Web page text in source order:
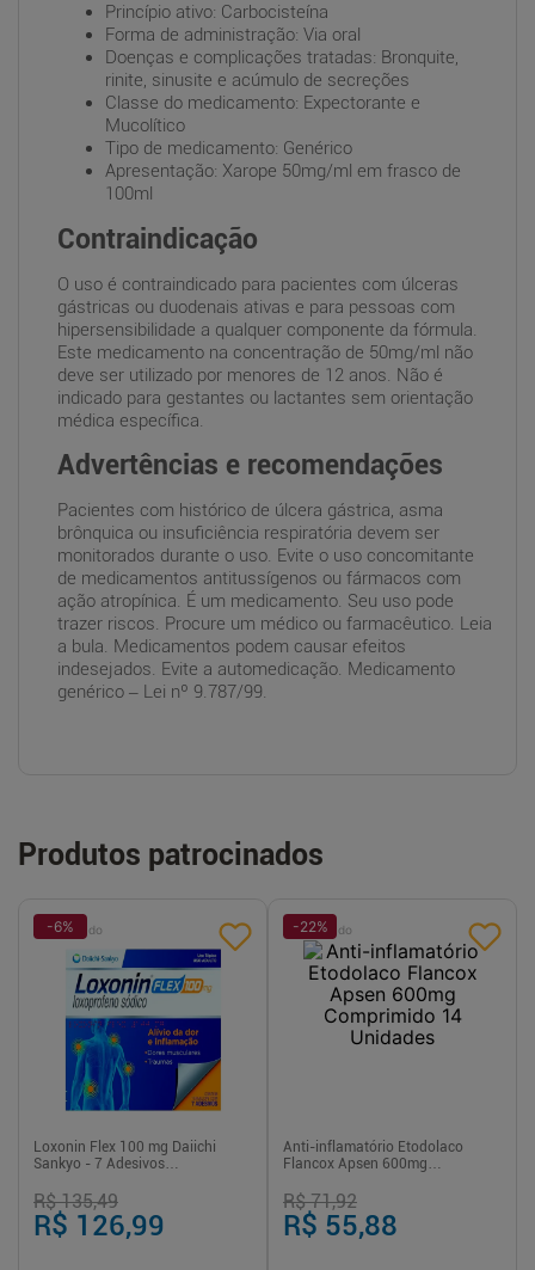
Princípio ativo: Carbocisteína
Forma de administração: Via oral
Doenças e complicações tratadas: Bronquite,
rinite, sinusite e acúmulo de secreções
Classe do medicamento: Expectorante e
Mucolítico
Tipo de medicamento: Genérico
Apresentação: Xarope 50mg/ml em frasco de
100ml
Contraindicação
O uso é contraindicado para pacientes com úlceras
gástricas ou duodenais ativas e para pessoas com
hipersensibilidade a qualquer componente da fórmula.
Este medicamento na concentração de 50mg/ml não
deve ser utilizado por menores de 12 anos. Não é
indicado para gestantes ou lactantes sem orientação
médica específica.
Advertências e recomendações
Pacientes com histórico de úlcera gástrica, asma
brônquica ou insuficiência respiratória devem ser
monitorados durante o uso. Evite o uso concomitante
de medicamentos antitussígenos ou fármacos com
ação atropínica. É um medicamento. Seu uso pode
trazer riscos. Procure um médico ou farmacêutico. Leia
a bula. Medicamentos podem causar efeitos
indesejados. Evite a automedicação. Medicamento
genérico – Lei nº 9.787/99.
Produtos patrocinados
Patrocinado
-6%
Loxonin Flex 100 mg Daiichi
Sankyo - 7 Adesivos
R$ 135,49
R$ 126,99
Patrocinado
-22%
Anti-inflamatório Etodolaco
Flancox Apsen 600mg
R$ 71,92
R$ 55,88